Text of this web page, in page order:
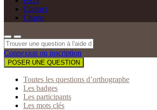
Contact
Charte
Connexion ou inscription
POSER UNE QUESTION
Toutes les questions d’orthographe
Les badges
Les participants
Les mots clés